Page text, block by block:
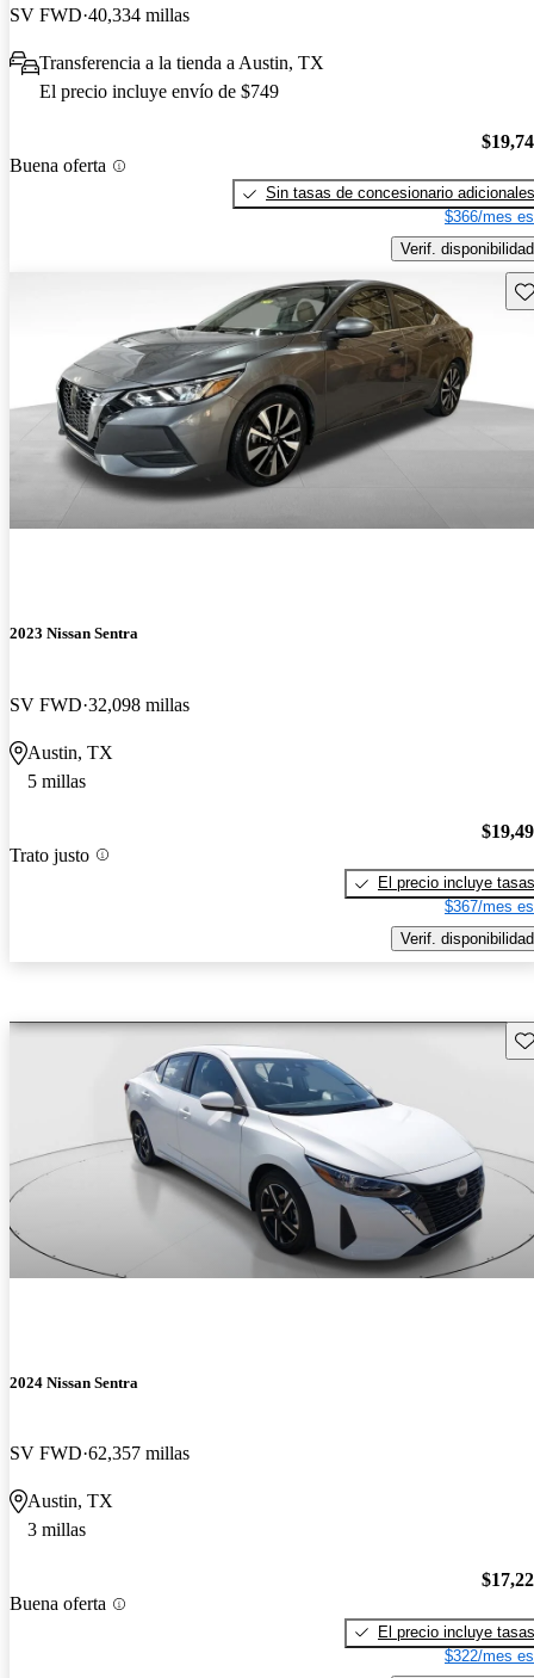
SV FWD 40,334 millas
Transferencia a la tienda a Austin, TX
El precio incluye envío de $749
Buena oferta
Sin tasas de concesionario adicionales
$366/mes
Verif. disponibilidad
2023 Nissan Sentra
SV FWD 32,098 millas
Austin, TX
5 millas
Trato justo
El precio incluye tasas
$367/mes
Verif. disponibilidad
2024 Nissan Sentra
SV FWD 62,357 millas
Austin, TX
3 millas
Buena oferta
El precio incluye tasas
$322/mes